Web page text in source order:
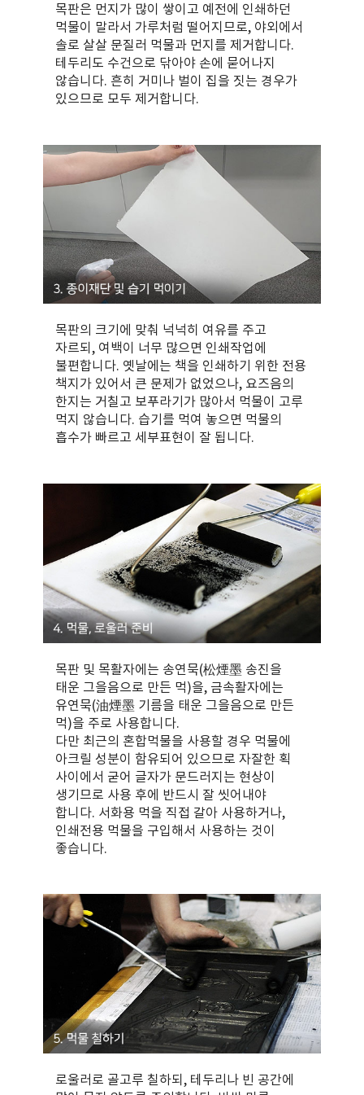
목판은 먼지가 많이 쌓이고 예전에 인쇄하던
먹물이 말라서 가루처럼 떨어지므로, 야외에서
솔로 살살 문질러 먹물과 먼지를 제거합니다.
테두리도 수건으로 닦아야 손에 묻어나지
않습니다. 흔히 거미나 벌이 집을 짓는 경우가
있으므로 모두 제거합니다.
목판의 크기에 맞춰 넉넉히 여유를 주고
자르되, 여백이 너무 많으면 인쇄작업에
불편합니다. 옛날에는 책을 인쇄하기 위한 전용
책지가 있어서 큰 문제가 없었으나, 요즈음의
한지는 거칠고 보푸라기가 많아서 먹물이 고루
먹지 않습니다. 습기를 먹여 놓으면 먹물의
흡수가 빠르고 세부표현이 잘 됩니다.
목판 및 목활자에는 송연묵(松煙墨 송진을
태운 그을음으로 만든 먹)을, 금속활자에는
유연묵(油煙墨 기름을 태운 그을음으로 만든
먹)을 주로 사용합니다.
다만 최근의 혼합먹물을 사용할 경우 먹물에
아크릴 성분이 함유되어 있으므로 자잘한 획
사이에서 굳어 글자가 문드러지는 현상이
생기므로 사용 후에 반드시 잘 씻어내야
합니다. 서화용 먹을 직접 갈아 사용하거나,
인쇄전용 먹물을 구입해서 사용하는 것이
좋습니다.
로울러로 골고루 칠하되, 테두리나 빈 공간에